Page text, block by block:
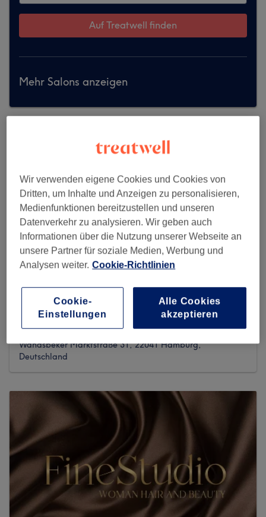
Auf Treatwell finden
Mehr Salons anzeigen
Glamour Hair Salon
Wandsbeker Marktstraße 31, 22041 Hamburg,
Deutschland
Wir verwenden eigene Cookies und Cookies von
Dritten, um Inhalte und Anzeigen zu personalisieren,
Medienfunktionen bereitzustellen und unseren
Datenverkehr zu analysieren. Wir geben auch
Informationen über die Nutzung unserer Webseite an
unsere Partner für soziale Medien, Werbung und
Analysen weiter. Cookie-Richtlinien
Cookie-
Einstellungen
Alle Cookies
akzeptieren